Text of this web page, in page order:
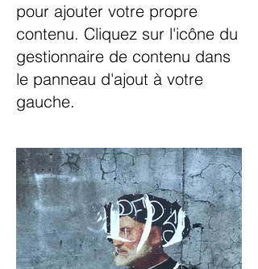
pour ajouter votre propre
contenu. Cliquez sur l'icône du
gestionnaire de contenu dans
le panneau d'ajout à votre
gauche.